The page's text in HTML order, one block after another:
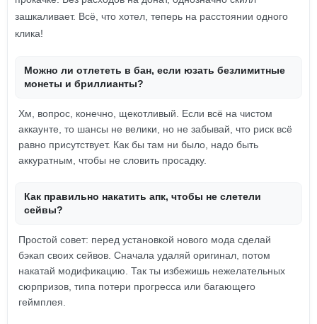
зашкаливает. Всё, что хотел, теперь на расстоянии одного
клика!
Можно ли отлететь в бан, если юзать безлимитные
монеты и бриллианты?
Хм, вопрос, конечно, щекотливый. Если всё на чистом
аккаунте, то шансы не велики, но не забывай, что риск всё
равно присутствует. Как бы там ни было, надо быть
аккуратным, чтобы не словить просадку.
Как правильно накатить апк, чтобы не слетели
сейвы?
Простой совет: перед установкой нового мода сделай
бэкап своих сейвов. Сначала удаляй оригинал, потом
накатай модификацию. Так ты избежишь нежелательных
сюрпризов, типа потери прогресса или багающего
геймплея.